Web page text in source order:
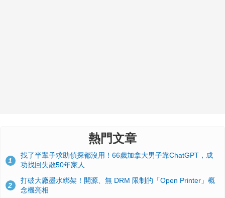
熱門文章
1
找了半輩子求助偵探都沒用！66歲加拿大男子靠ChatGPT，成
功找回失散50年家人
2
打破大廠墨水綁架！開源、無 DRM 限制的「Open Printer」概
念機亮相